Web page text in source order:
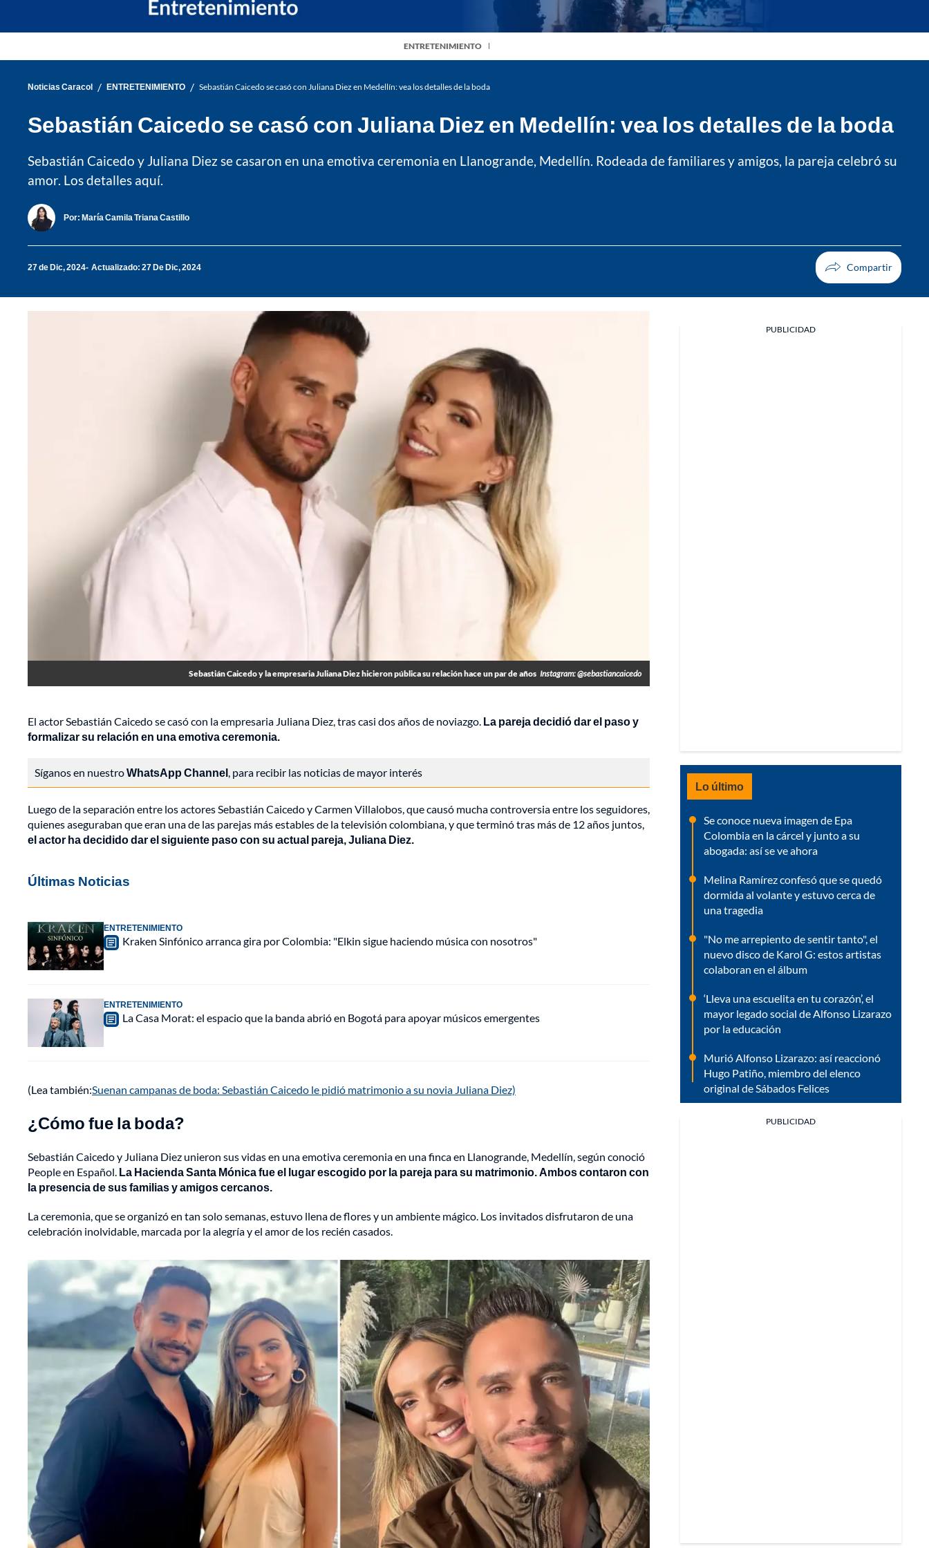
ENTRETENIMIENTO
Noticias Caracol / ENTRETENIMIENTO / Sebastián Caicedo se casó con Juliana Diez en Medellín: vea los detalles de la boda
Sebastián Caicedo se casó con Juliana Diez en Medellín: vea los detalles de la boda
Sebastián Caicedo y Juliana Diez se casaron en una emotiva ceremonia en Llanogrande, Medellín. Rodeada de familiares y amigos, la pareja celebró su
amor. Los detalles aquí.
Por: María Camila Triana Castillo
27 de Dic, 2024 Actualizado: 27 De Dic, 2024
Sebastián Caicedo y la empresaria Juliana Diez hicieron pública su relación hace un par de años Instagram: @sebastiancaicedo
El actor Sebastián Caicedo se casó con la empresaria Juliana Diez, tras casi dos años de noviazgo. La pareja decidió dar el paso y
formalizar su relación en una emotiva ceremonia.
Síganos en nuestroWhatsApp Channel, para recibir las noticias de mayor interés
Luego de la separación entre los actores Sebastián Caicedo y Carmen Villalobos, que causó mucha controversia entre los seguidores,
quienes aseguraban que eran una de las parejas más estables de la televisión colombiana, y que terminó tras más de 12 años juntos,
el actor ha decidido dar el siguiente paso con su actual pareja, Juliana Diez.
Últimas Noticias
ENTRETENIMIENTO
Kraken Sinfónico arranca gira por Colombia: "Elkin sigue haciendo música con nosotros"
ENTRETENIMIENTO
La Casa Morat: el espacio que la banda abrió en Bogotá para apoyar músicos emergentes
(Lea también:Suenan campanas de boda: Sebastián Caicedo le pidió matrimonio a su novia Juliana Diez)
¿Cómo fue la boda?
Sebastián Caicedo y Juliana Diez unieron sus vidas en una emotiva ceremonia en una finca en Llanogrande, Medellín, según conoció
People en Español. La Hacienda Santa Mónica fue el lugar escogido por la pareja para su matrimonio. Ambos contaron con
la presencia de sus familias y amigos cercanos.
La ceremonia, que se organizó en tan solo semanas, estuvo llena de flores y un ambiente mágico. Los invitados disfrutaron de una
celebración inolvidable, marcada por la alegría y el amor de los recién casados.
PUBLICIDAD
Lo último
Se conoce nueva imagen de Epa
Colombia en la cárcel y junto a su
abogada: así se ve ahora
Melina Ramírez confesó que se quedó
dormida al volante y estuvo cerca de
una tragedia
"No me arrepiento de sentir tanto", el
nuevo disco de Karol G: estos artistas
colaboran en el álbum
‘Lleva una escuelita en tu corazón’, el
mayor legado social de Alfonso Lizarazo
por la educación
Murió Alfonso Lizarazo: así reaccionó
Hugo Patiño, miembro del elenco
original de Sábados Felices
PUBLICIDAD